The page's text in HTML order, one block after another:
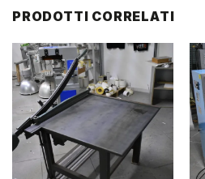
PRODOTTI CORRELATI